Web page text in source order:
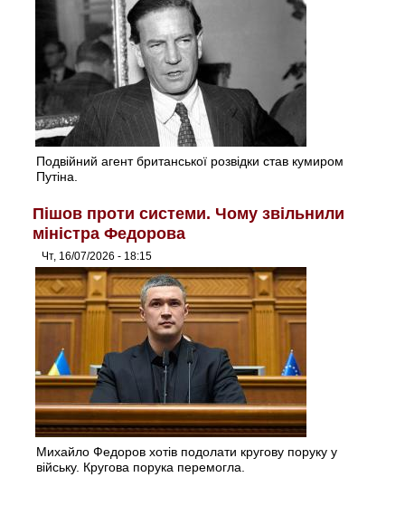
Подвійний агент британської розвідки став кумиром
Путіна.
Пішов проти системи. Чому звільнили
міністра Федорова
Чт, 16/07/2026 - 18:15
Михайло Федоров хотів подолати кругову поруку у
війську. Кругова порука перемогла.